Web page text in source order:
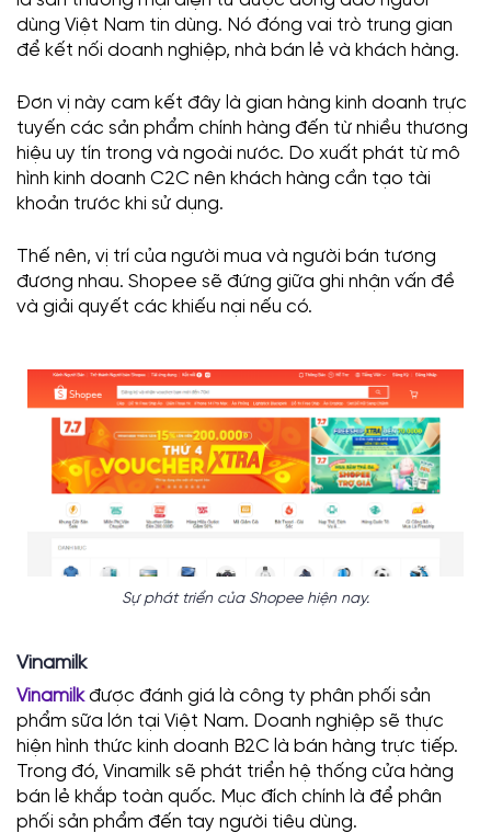
dùng Việt Nam tin dùng. Nó đóng vai trò trung gian
để kết nối doanh nghiệp, nhà bán lẻ và khách hàng.
Đơn vị này cam kết đây là gian hàng kinh doanh trực
tuyến các sản phẩm chính hàng đến từ nhiều thương
hiệu uy tín trong và ngoài nước. Do xuất phát từ mô
hình kinh doanh C2C nên khách hàng cần tạo tài
khoản trước khi sử dụng.
Thế nên, vị trí của người mua và người bán tương
đương nhau. Shopee sẽ đứng giữa ghi nhận vấn đề
và giải quyết các khiếu nại nếu có.
Sự phát triển của Shopee hiện nay.
Vinamilk
Vinamilk được đánh giá là công ty phân phối sản
phẩm sữa lớn tại Việt Nam. Doanh nghiệp sẽ thực
hiện hình thức kinh doanh B2C là bán hàng trực tiếp.
Trong đó, Vinamilk sẽ phát triển hệ thống cửa hàng
bán lẻ khắp toàn quốc. Mục đích chính là để phân
phối sản phẩm đến tay người tiêu dùng.